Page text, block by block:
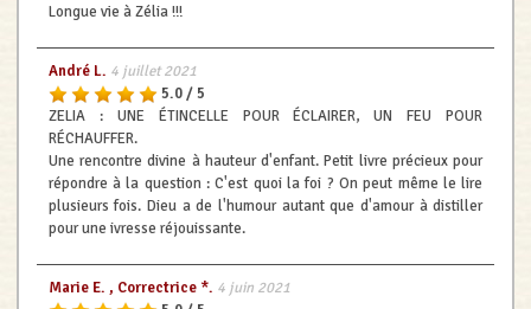
Longue vie à Zélia !!!
André L. 4 juillet 2021
5.0 / 5
ZELIA : UNE ÉTINCELLE POUR ÉCLAIRER, UN FEU POUR
RÉCHAUFFER.
Une rencontre divine à hauteur d'enfant. Petit livre précieux pour
répondre à la question : C'est quoi la foi ? On peut même le lire
plusieurs fois. Dieu a de l'humour autant que d'amour à distiller
pour une ivresse réjouissante.
Marie E. , Correctrice *. 4 juin 2021